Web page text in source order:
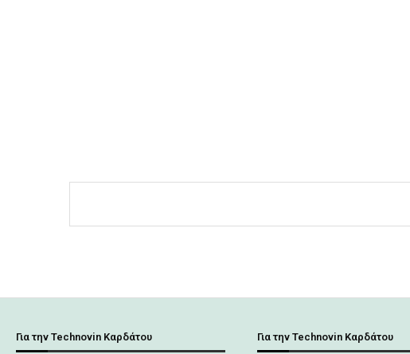
Για την Technovin Καρδάτου Για την Technovin Καρδάτου